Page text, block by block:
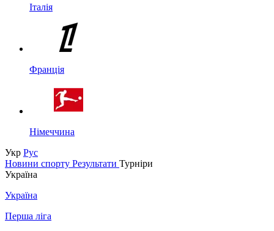
Італія
Франція
Німеччина
Укр Рус
Новини спорту Результати Турніри
Україна
Україна
Перша ліга